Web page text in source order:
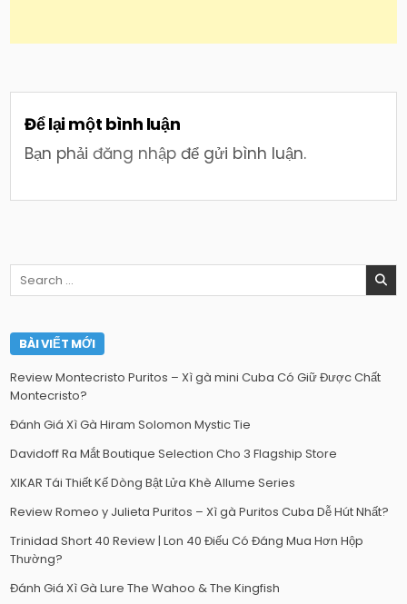
Để lại một bình luận
Bạn phảiđăng nhập để gửi bình luận.
Search
BÀI VIẾT MỚI
Review Montecristo Puritos – Xì gà mini Cuba Có Giữ Được Chất
Montecristo?
Đánh Giá Xì Gà Hiram Solomon Mystic Tie
Davidoff Ra Mắt Boutique Selection Cho 3 Flagship Store
XIKAR Tái Thiết Kế Dòng Bật Lửa Khè Allume Series
Review Romeo y Julieta Puritos – Xì gà Puritos Cuba Dễ Hút Nhất?
Trinidad Short 40 Review | Lon 40 Điếu Có Đáng Mua Hơn Hộp
Thường?
Đánh Giá Xì Gà Lure The Wahoo & The Kingfish